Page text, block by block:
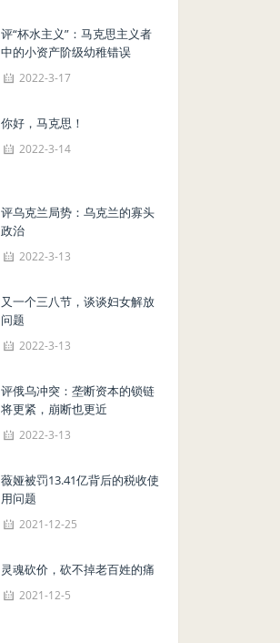
评“杯水主义”：马克思主义者
中的小资产阶级幼稚错误
2022-3-17
你好，马克思！
2022-3-14
评乌克兰局势：乌克兰的寡头
政治
2022-3-13
又一个三八节，谈谈妇女解放
问题
2022-3-13
评俄乌冲突：垄断资本的锁链
将更紧，崩断也更近
2022-3-13
薇娅被罚13.41亿背后的税收使
用问题
2021-12-25
灵魂砍价，砍不掉老百姓的痛
2021-12-5